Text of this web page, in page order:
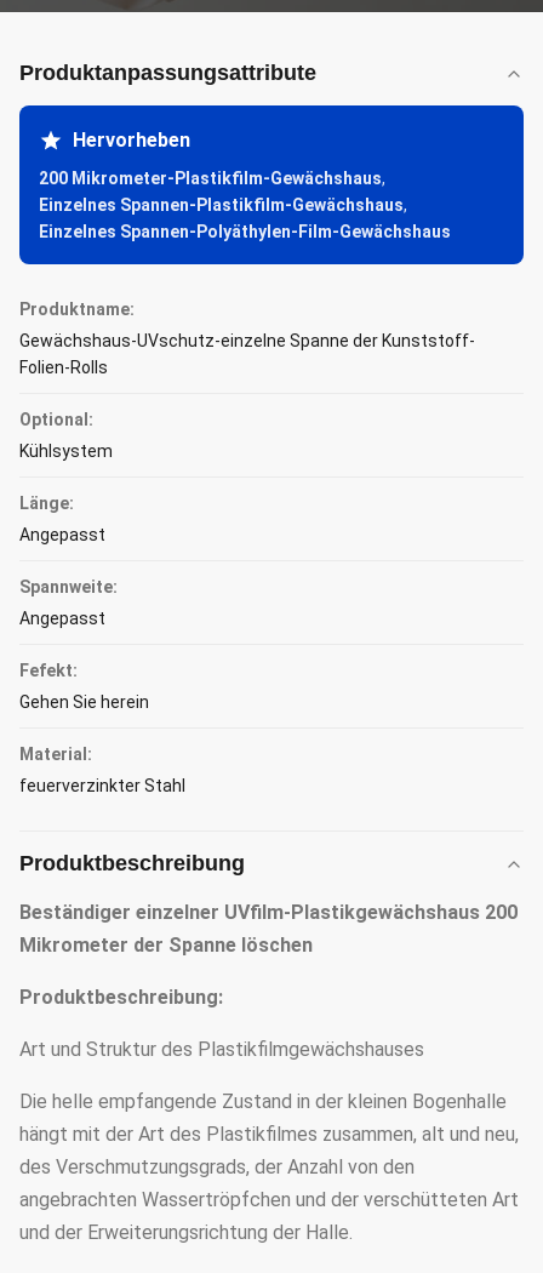
Produktanpassungsattribute
Hervorheben
200 Mikrometer-Plastikfilm-Gewächshaus,
Einzelnes Spannen-Plastikfilm-Gewächshaus,
Einzelnes Spannen-Polyäthylen-Film-Gewächshaus
Produktname:
Gewächshaus-UVschutz-einzelne Spanne der Kunststoff-
Folien-Rolls
Optional:
Kühlsystem
Länge:
Angepasst
Spannweite:
Angepasst
Fefekt:
Gehen Sie herein
Material:
feuerverzinkter Stahl
Produktbeschreibung
Beständiger einzelner UVfilm-Plastikgewächshaus 200
Mikrometer der Spanne löschen
Produktbeschreibung:
Art und Struktur des Plastikfilmgewächshauses
Die helle empfangende Zustand in der kleinen Bogenhalle
hängt mit der Art des Plastikfilmes zusammen, alt und neu,
des Verschmutzungsgrads, der Anzahl von den
angebrachten Wassertröpfchen und der verschütteten Art
und der Erweiterungsrichtung der Halle.